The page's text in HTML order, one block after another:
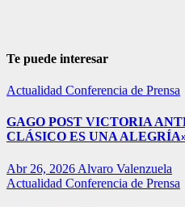
Te puede interesar
Actualidad Conferencia de Prensa
GAGO POST VICTORIA
CLÁSICO ES UNA
Abr 26, 2026 Alvaro Valenzuela
Actualidad Conferencia de Prensa